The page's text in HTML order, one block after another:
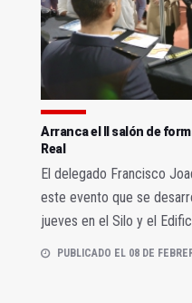
Arranca el II salón de
Real
El delegado Francisco
este evento que se
jueves en el Silo y el
PUBLICADO EL 08 DE